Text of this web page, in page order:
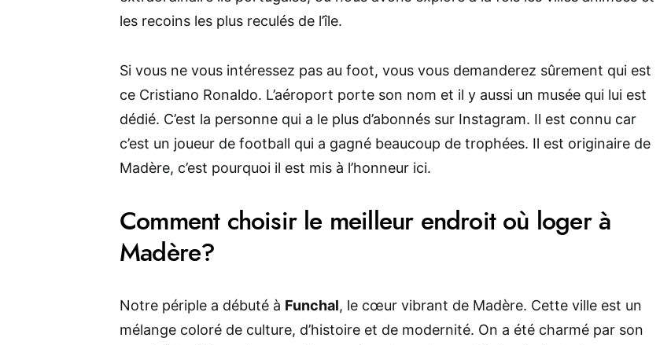
les recoins les plus reculés de l’île.
Si vous ne vous intéressez pas au foot, vous vous demanderez sûrement qui est
ce Cristiano Ronaldo. L’aéroport porte son nom et il y aussi un musée qui lui est
dédié. C’est la personne qui a le plus d’abonnés sur Instagram. Il est connu car
c’est un joueur de football qui a gagné beaucoup de trophées. Il est originaire de
Madère, c’est pourquoi il est mis à l’honneur ici.
Comment choisir le meilleur endroit où loger à
Madère?
Notre périple a débuté à Funchal, le cœur vibrant de Madère. Cette ville est un
mélange coloré de culture, d’histoire et de modernité. On a été charmé par son